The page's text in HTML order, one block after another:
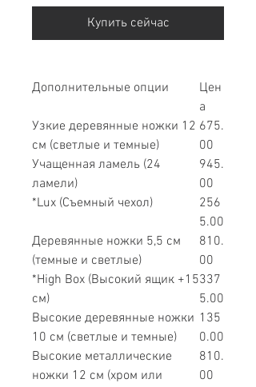
Купить сейчас
Дополнительные опции
Цен
а
Узкие деревянные ножки 12
см (светлые и темные)
675.
00
Учащенная ламель (24
ламели)
945.
00
*Lux (Съемный чехол)
256
5.00
Деревянные ножки 5,5 см
(темные и светлые)
810.
00
*High Box (Высокий ящик +15
см)
337
5.00
Высокие деревянные ножки
10 см (светлые и темные)
135
0.00
Высокие металлические
ножки 12 см (хром или
810.
00